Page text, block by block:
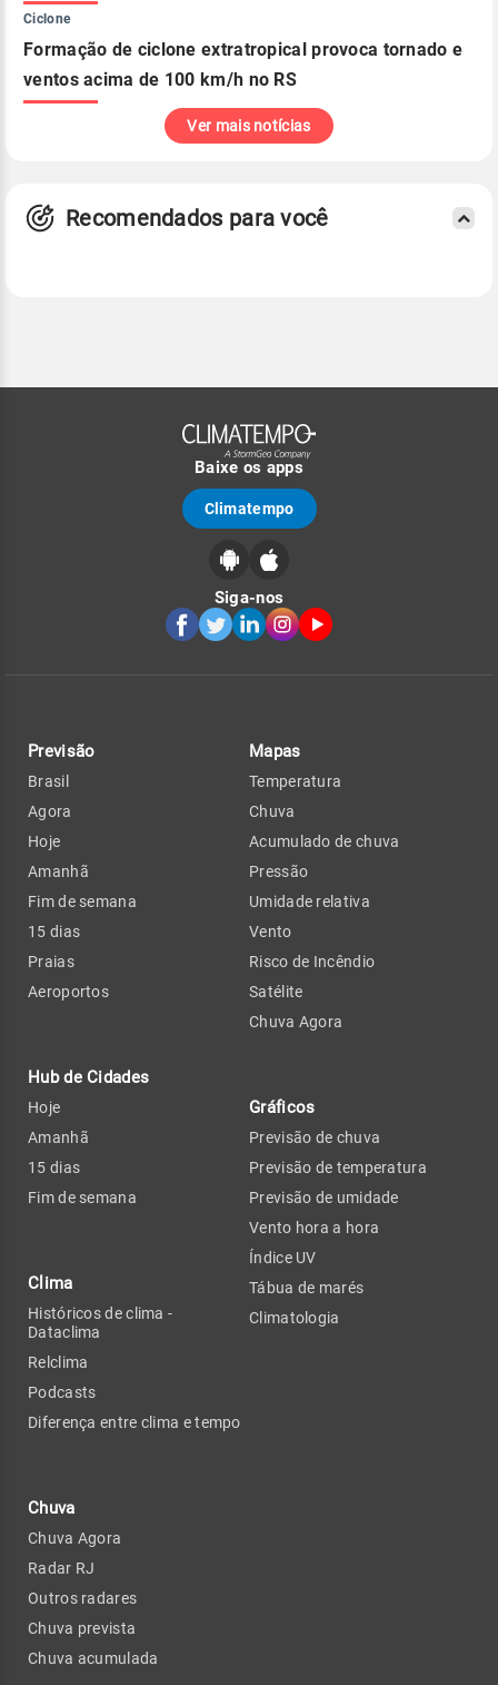
Ciclone
Formação de ciclone extratropical provoca tornado e
ventos acima de 100 km/h no RS
Ver mais notícias
Recomendados para você
Baixe os apps
Climatempo
Siga-nos
Previsão
Brasil
Agora
Hoje
Amanhã
Fim de semana
15 dias
Praias
Aeroportos
Hub de Cidades
Hoje
Amanhã
15 dias
Fim de semana
Clima
Históricos de clima -
Dataclima
Relclima
Podcasts
Diferença entre clima e tempo
Chuva
Chuva Agora
Radar RJ
Outros radares
Chuva prevista
Chuva acumulada
Mapas
Temperatura
Chuva
Acumulado de chuva
Pressão
Umidade relativa
Vento
Risco de Incêndio
Satélite
Chuva Agora
Gráficos
Previsão de chuva
Previsão de temperatura
Previsão de umidade
Vento hora a hora
Índice UV
Tábua de marés
Climatologia